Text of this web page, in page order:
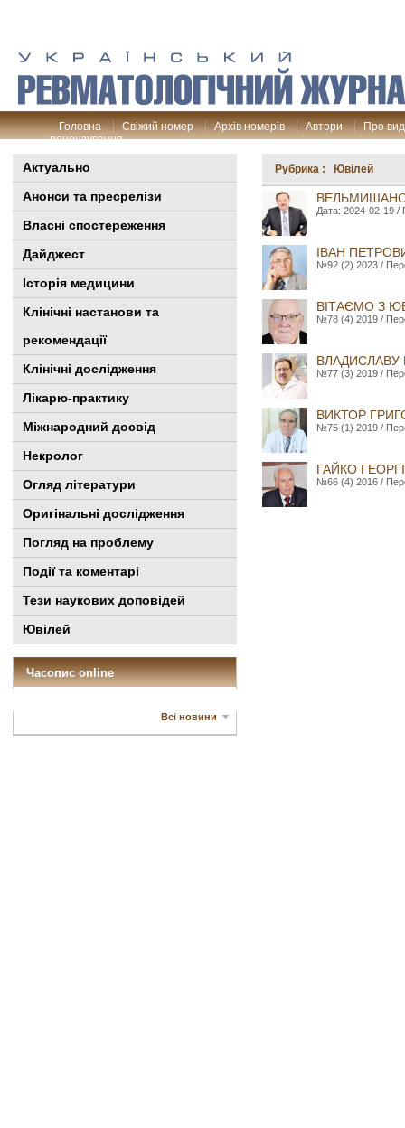
Головна Свіжий номер Архів номерів Автори
Про
рецензування
Актуально
Анонси та пресрелізи
Власні спостереження
Дайджест
Історія медицини
Клінiчні настанови та
рекомендації
Клінічні дослідження
Лікарю-практику
Міжнародний досвід
Некролог
Огляд літератури
Оригінальні дослідження
Погляд на проблему
Події та коментарі
Тези наукових доповідей
Ювілей
Часопис online
Всі новини
Рубрика : Ювілей
Дата: 2024-02-19 /
ІВАН
№92 (2) 2023 /
ВІТАЄМО З
№78 (4) 2019 /
№77 (3) 2019 /
ВИКТОР
№75 (1) 2019 /
ГАЙКО
№66 (4) 2016 /